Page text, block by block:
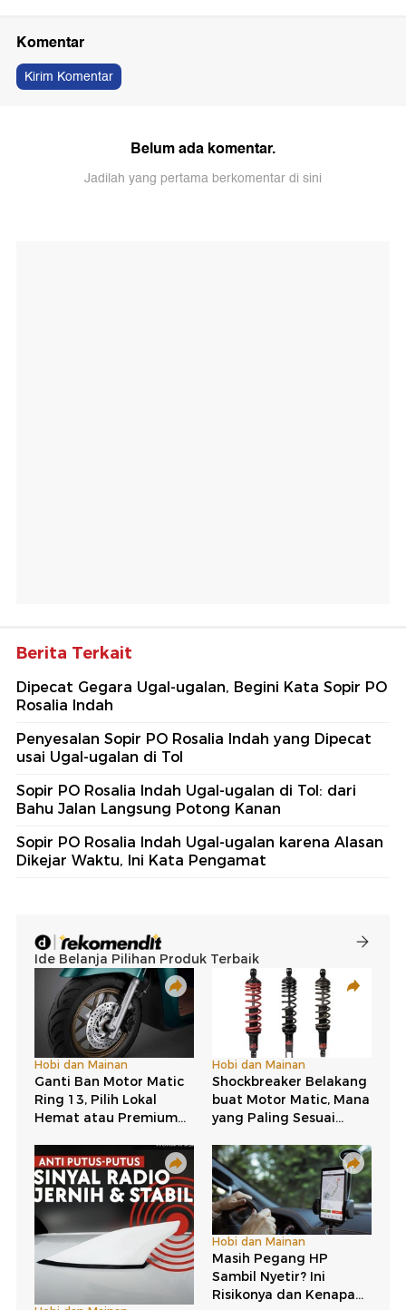
Komentar
Kirim Komentar
Belum ada komentar.
Jadilah yang pertama berkomentar di sini
Berita Terkait
Dipecat Gegara Ugal-ugalan, Begini Kata Sopir PO
Rosalia Indah
Penyesalan Sopir PO Rosalia Indah yang Dipecat
usai Ugal-ugalan di Tol
Sopir PO Rosalia Indah Ugal-ugalan di Tol: dari
Bahu Jalan Langsung Potong Kanan
Sopir PO Rosalia Indah Ugal-ugalan karena Alasan
Dikejar Waktu, Ini Kata Pengamat